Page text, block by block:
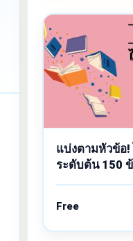
แบ่งตามหัวข้อ
ระดับต้น 150
Free